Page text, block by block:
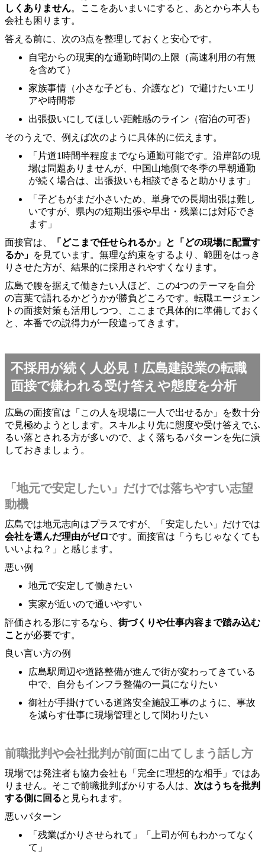
しくありません。ここをあいまいにすると、あとから本人も
会社も困ります。
答える前に、次の3点を整理しておくと安心です。
自宅からの現実的な通勤時間の上限（高速利用の有無
を含めて）
家族事情（小さな子ども、介護など）で避けたいエリ
アや時間帯
出張扱いにしてほしい距離感のライン（宿泊の可否）
そのうえで、例えば次のように具体的に伝えます。
「片道1時間半程度までなら通勤可能です。沿岸部の現
場は問題ありませんが、中国山地側で冬季の早朝通勤
が続く場合は、出張扱いも相談できると助かります」
「子どもがまだ小さいため、単身での長期出張は難し
いですが、県内の短期出張や早出・残業には対応でき
ます」
面接官は、
「どこまで任せられるか」と「どの現場に配置す
るか」 を見ています。無理な約束をするより、範囲をはっき
りさせた方が、結果的に採用されやすくなります。
広島で腰を据えて働きたい人ほど、この4つのテーマを自分
の言葉で語れるかどうかが勝負どころです。転職エージェン
トの面接対策も活用しつつ、ここまで具体的に準備しておく
と、本番での説得力が一段違ってきます。
不採用が続く人必見！広島建設業の転職
面接で嫌われる受け答えや態度を分析
広島の面接官は「この人を現場に一人で出せるか」を数十分
で見極めようとします。スキルより先に態度や受け答えでふ
るい落とされる方が多いので、よく落ちるパターンを先に潰
しておきましょう。
「地元で安定したい」だけでは落ちやすい志望
動機
広島では地元志向はプラスですが、「安定したい」だけでは
会社を選んだ理由がゼロです。面接官は「うちじゃなくても
いいよね？」と感じます。
悪い例
地元で安定して働きたい
実家が近いので通いやすい
評価される形にするなら、 街づくりや仕事内容まで踏み込む
ことが必要です。
良い言い方の例
広島駅周辺や道路整備が進んで街が変わってきている
中で、自分もインフラ整備の一員になりたい
御社が手掛けている道路安全施設工事のように、事故
を減らす仕事に現場管理として関わりたい
前職批判や会社批判が前面に出てしまう話し方
現場では発注者も協力会社も「完全に理想的な相手」ではあ
りません。そこで前職批判ばかりする人は、 次はうちを批判
する側に回ると見られます。
悪いパターン
「残業ばかりさせられて」「上司が何もわかってなく
て」